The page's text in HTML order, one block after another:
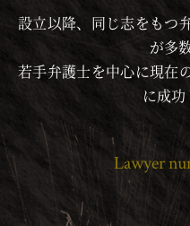
設立以降、同じ志をもつ
が多
若手弁護士を中心に現在
に成功
Lawyer